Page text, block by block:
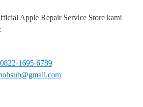
Apple Repair Service Store kami
0822-1695-6789